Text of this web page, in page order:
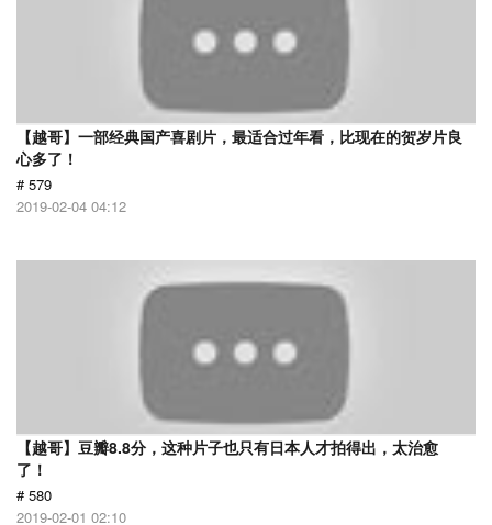
【越哥】一部经典国产喜剧片，最适合过年看，比现在的贺岁片良
心多了！
# 579
2019-02-04 04:12
【越哥】豆瓣8.8分，这种片子也只有日本人才拍得出，太治愈
了！
# 580
2019-02-01 02:10